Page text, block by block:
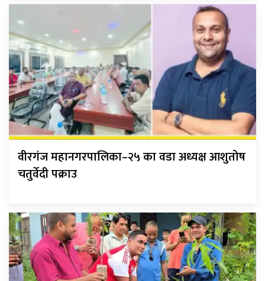
वीरगंज महानगरपालिका–२५ का वडा अध्यक्ष आशुतोष
चतुर्वेदी पक्राउ